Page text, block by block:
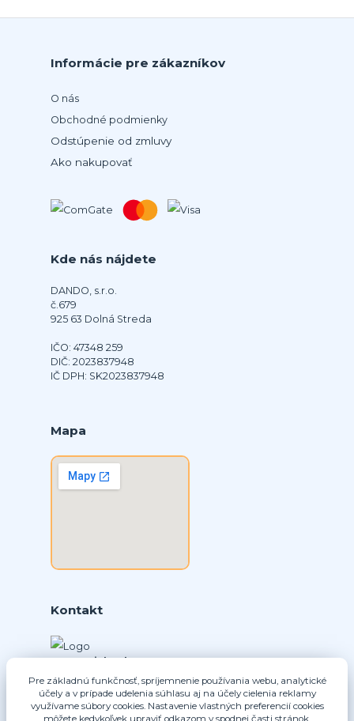
Informácie pre zákazníkov
O nás
Obchodné podmienky
Odstúpenie od zmluvy
Ako nakupovať
Kde nás nájdete
DANDO, s.r.o.
č.679
925 63 Dolná Streda
IČO: 47348 259
DIČ: 2023837948
IČ DPH: SK2023837948
Mapa
Kontakt
Ing. Daniel Doboš
+421 902331936
(Po-Pia, 8-16 hod.)
Pre základnú funkčnosť, spríjemnenie používania webu, analytické
účely a v prípade udelenia súhlasu aj na účely cielenia reklamy
využívame súbory cookies. Nastavenie vlastných preferencií cookies
môžete kedykoľvek upraviť odkazom v spodnej časti stránok.